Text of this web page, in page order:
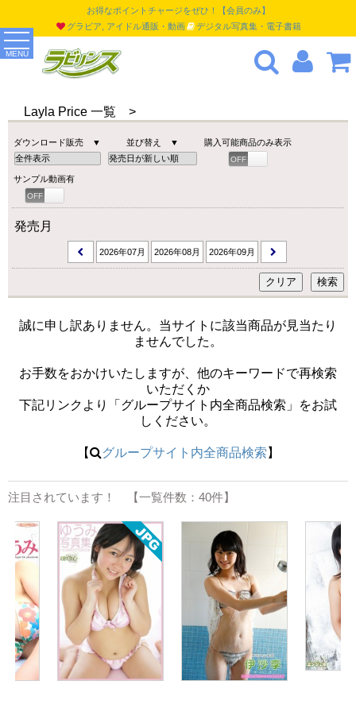
MENU
お得なポイントチャージをぜひ！【会員のみ】
グラビア, アイドル通販・動画
デジタル写真集・電子書籍
Layla Price 一覧 >
ダウンロード販売 ▼ 並び替え ▼ 購入可能商品のみ表示
OFF
サンプル動画有
OFF
発売月
2026年07月 2026年08月 2026年09月
誠に申し訳ありません。当サイトに該当商品が見当たり
ませんでした。
お手数をおかけいたしますが、他のキーワードで再検索
いただくか
下記リンクより「グループサイト内全商品検索」をお試
しください。
【 グループサイト内全商品検索 】
注目されています！ 【一覧件数：40件】